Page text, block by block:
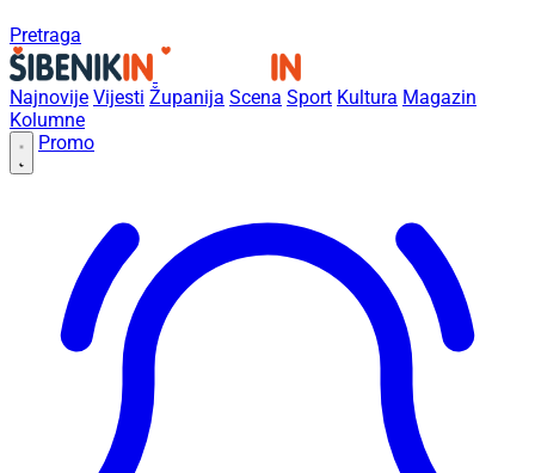
Pretraga
Najnovije Vijesti Županija Scena Sport Kultura Magazin
Kolumne
Promo